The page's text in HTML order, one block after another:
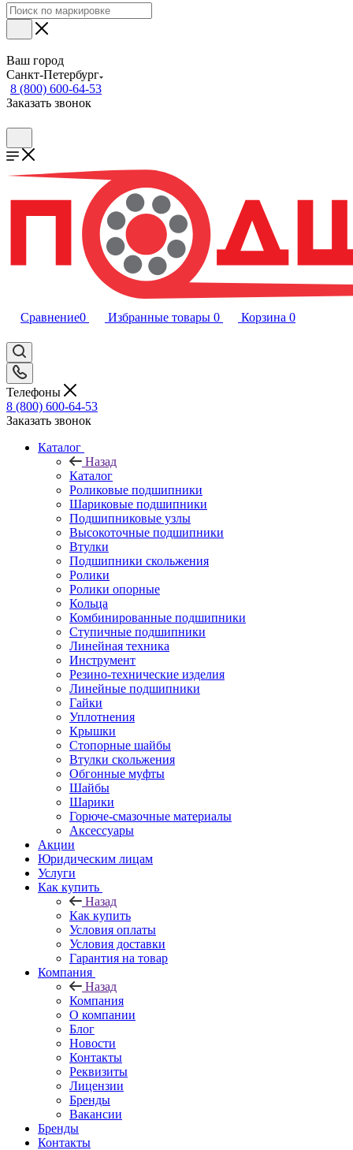
Ваш город
Санкт-Петербург
8 (800) 600-64-53
Заказать звонок
Сравнение0 Избранные товары 0 Корзина 0
Телефоны
8 (800) 600-64-53
Заказать звонок
Каталог
Назад
Каталог
Роликовые подшипники
Шариковые подшипники
Подшипниковые узлы
Высокоточные подшипники
Втулки
Подшипники скольжения
Ролики
Ролики опорные
Кольца
Комбинированные подшипники
Ступичные подшипники
Линейная техника
Инструмент
Резино-технические изделия
Линейные подшипники
Гайки
Уплотнения
Крышки
Стопорные шайбы
Втулки скольжения
Обгонные муфты
Шайбы
Шарики
Горюче-смазочные материалы
Аксессуары
Акции
Юридическим лицам
Услуги
Как купить
Назад
Как купить
Условия оплаты
Условия доставки
Гарантия на товар
Компания
Назад
Компания
О компании
Блог
Новости
Контакты
Реквизиты
Лицензии
Бренды
Вакансии
Бренды
Контакты